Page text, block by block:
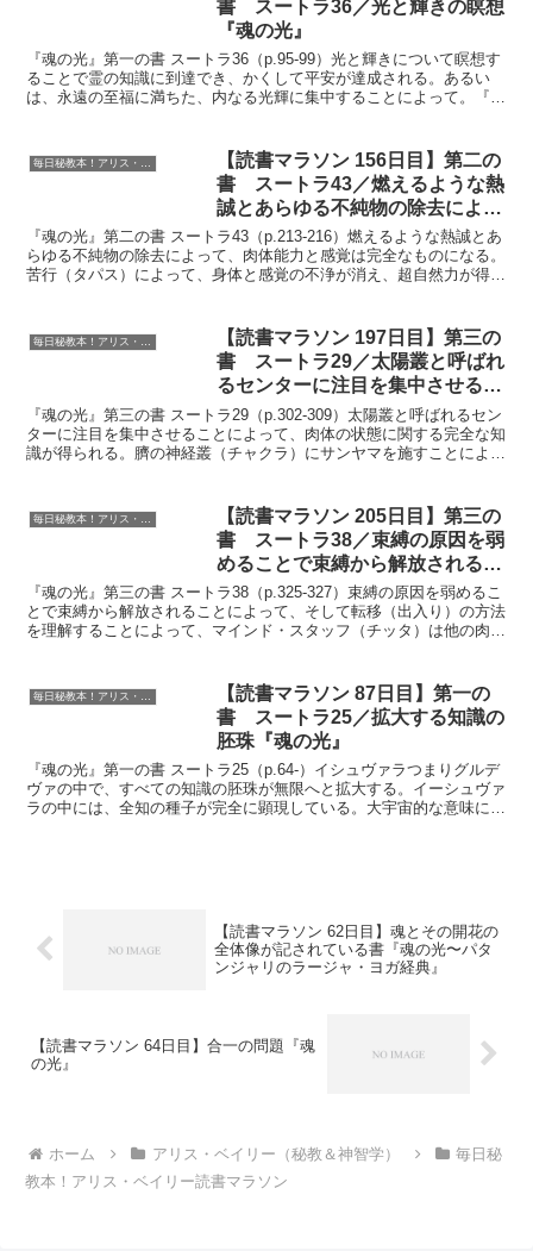
書 スートラ36／光と輝きの瞑想
『魂の光』
『魂の光』第一の書 スートラ36（p.95-99）光と輝きについて瞑想す
ることで霊の知識に到達でき、かくして平安が達成される。あるい
は、永遠の至福に満ちた、内なる光輝に集中することによって。『イ
毎日秘教本！アリス・ベイリー読書マラソン
【読書マラソン 156日目】第二の
書 スートラ43／燃えるような熱
誠とあらゆる不純物の除去によっ
て肉体能力と感覚は完全なものに
なる『魂の光』
『魂の光』第二の書 スートラ43（p.213-216）燃えるような熱誠とあ
らゆる不純物の除去によって、肉体能力と感覚は完全なものになる。
苦行（タパス）によって、身体と感覚の不浄が消え、超自然力が得ら
【読書マラソン 197日目】第三の
書 スートラ29／太陽叢と呼ばれ
るセンターに注目を集中させるこ
とによって、肉体の状態に関する
完全な知識が得られる『魂の光』
『魂の光』第三の書 スートラ29（p.302-309）太陽叢と呼ばれるセン
ターに注目を集中させることによって、肉体の状態に関する完全な知
識が得られる。臍の神経叢（チャクラ）にサンヤマを施すことによっ
【読書マラソン 205日目】第三の
書 スートラ38／束縛の原因を弱
めることで束縛から解放されるこ
とによって、そして転移の方法を
理解することによって、マイン
ド・スタッフは他の肉体に入るこ
『魂の光』第三の書 スートラ38（p.325-327）束縛の原因を弱めるこ
とで束縛から解放されることによって、そして転移（出入り）の方法
を理解することによって、マインド・スタッフ（チッタ）は他の肉体
毎日秘教本！アリス・ベイリー読書マラソン
【読書マラソン 87日目】第一の
書 スートラ25／拡大する知識の
胚珠『魂の光』
『魂の光』第一の書 スートラ25（p.64-）イシュヴァラつまりグルデ
ヴァの中で、すべての知識の胚珠が無限へと拡大する。イーシュヴァ
ラの中には、全知の種子が完全に顕現している。大宇宙的な意味にお
【読書マラソン 62日目】魂とその開花の
全体像が記されている書『魂の光〜パタ
ンジャリのラージャ・ヨガ経典』
【読書マラソン 64日目】合一の問題『魂
の光』
ホーム アリス・ベイリー（秘教＆神智学）
毎日秘
教本！アリス・ベイリー読書マラソン